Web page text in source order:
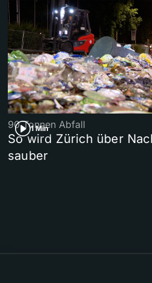
1 Min
90 Tonnen Abfall
So wird Zürich über
sauber